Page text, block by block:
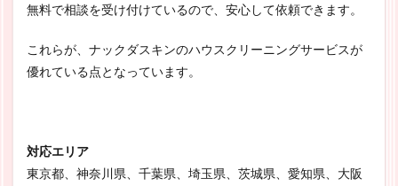
無料で相談を受け付けているので、安心して依頼できます。
これらが、ナックダスキンのハウスクリーニングサービスが
優れている点となっています。
対応エリア
東京都、神奈川県、千葉県、埼玉県、茨城県、愛知県、大阪